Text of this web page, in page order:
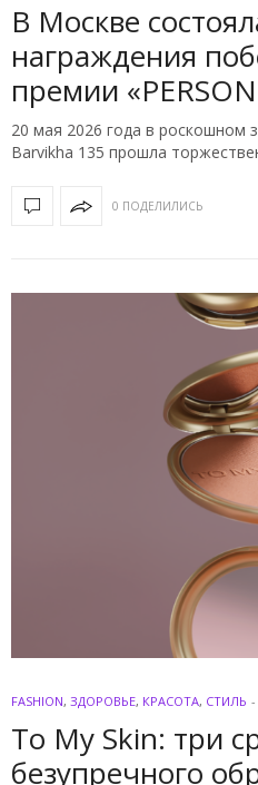
В Москве
награждения
премии
20 мая 2026 года в роскошном
Barvikha 135 прошла
0 ПОДЕЛИЛИСЬ
FASHION, ЗДОРОВЬЕ, КРАСОТА, СТИЛЬ -
To My Skin: три
безупречного